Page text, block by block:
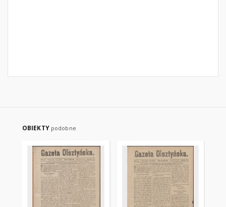
OBIEKTY podobne